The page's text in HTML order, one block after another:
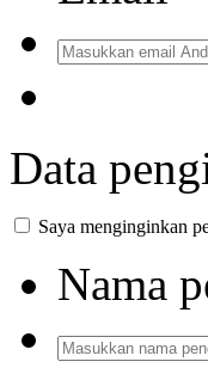
Data
Saya menginginkan
Nama